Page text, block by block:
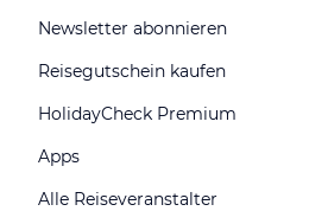
Newsletter abonnieren
Reisegutschein kaufen
HolidayCheck Premium
Apps
Alle Reiseveranstalter